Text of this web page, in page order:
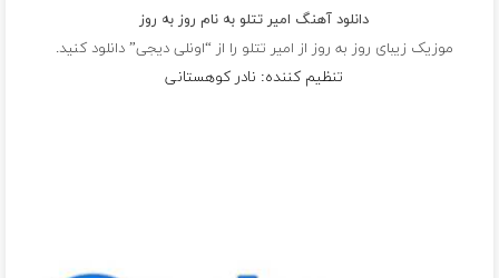
دانلود آهنگ امیر تتلو به نام روز به روز
موزیک زیبای روز به روز از امیر تتلو را از “اونلی دیجی” دانلود کنید.
تنظیم کننده: نادر کوهستانی